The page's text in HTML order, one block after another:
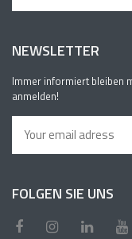
NEWSLETTER
Immer informiert bleiben
anmelden!
FOLGEN SIE UNS